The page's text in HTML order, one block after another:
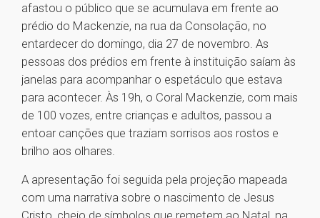
afastou o público que se acumulava em frente ao
prédio do Mackenzie, na rua da Consolação, no
entardecer do domingo, dia 27 de novembro. As
pessoas dos prédios em frente à instituição saíam às
janelas para acompanhar o espetáculo que estava
para acontecer. Às 19h, o Coral Mackenzie, com mais
de 100 vozes, entre crianças e adultos, passou a
entoar canções que traziam sorrisos aos rostos e
brilho aos olhares.
A apresentação foi seguida pela projeção mapeada
com uma narrativa sobre o nascimento de Jesus